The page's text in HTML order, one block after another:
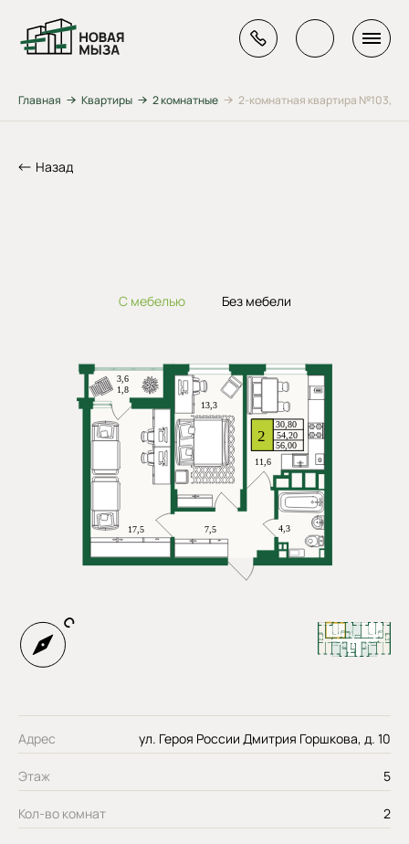
Главная Квартиры 2 комнатные 2-комнатная квартира №103,
Назад
С мебелью Без мебели
Адрес ул. Героя России Дмитрия Горшкова, д. 10
Этаж 5
Кол-во комнат 2